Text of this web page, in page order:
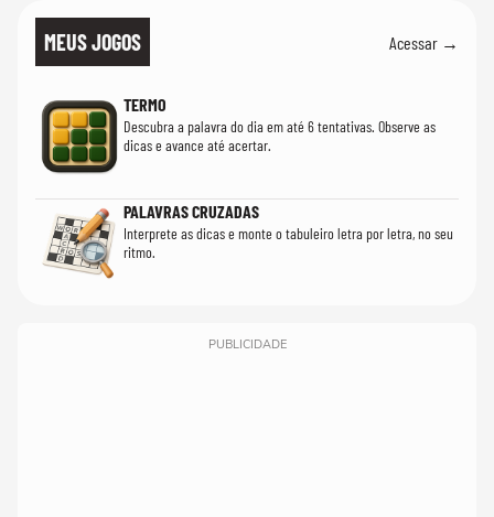
MEUS JOGOS Acessar →
TERMO
Descubra a palavra do dia em até 6 tentativas. Observe as
dicas e avance até acertar.
PALAVRAS CRUZADAS
Interprete as dicas e monte o tabuleiro letra por letra, no seu
ritmo.
PUBLICIDADE